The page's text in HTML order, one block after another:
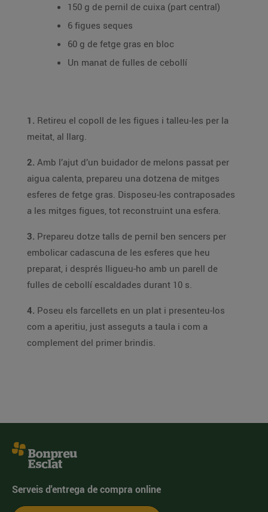
150 g de pernil de cuixa (part central)
6 figues seques
60 g de fetge gras en bloc
Un manat de fulles de cebollí
1. Retireu el copoll de les figues i talleu-les per la
meitat, al llarg.
2. Amb l’ajut d’un buidador de melons passat per
aigua calenta, prepareu una dotzena de mitges
esferes de fetge gras. Disposeu-les contraposades
a les mitges figues, tot reconstruint una esfera.
3. Prepareu dotze talls de pernil ben sencers per
embolicar cadascuna de les esferes que heu
preparat, i després lligueu-ho amb un parell de
fulles de cebollí escaldades durant 10 s.
4. Poseu els farcellets en un plat i presenteu-los
com a aperitiu, just asseguts a taula i com a
complement del primer brindis.
Serveis d'entrega de compra online